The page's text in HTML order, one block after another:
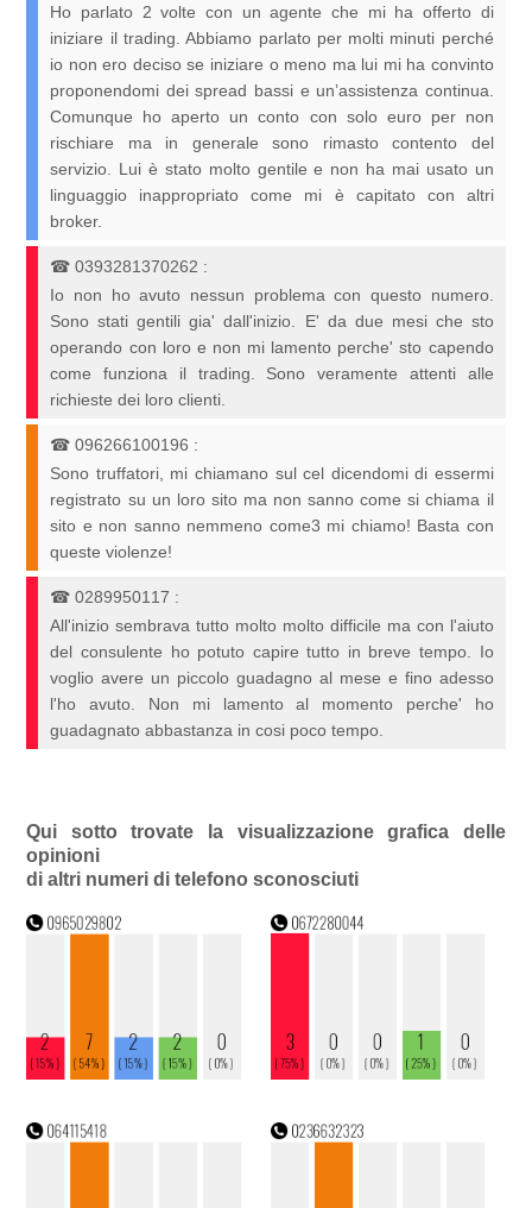
Ho parlato 2 volte con un agente che mi ha offerto di
iniziare il trading. Abbiamo parlato per molti minuti perché
io non ero deciso se iniziare o meno ma lui mi ha convinto
proponendomi dei spread bassi e un’assistenza continua.
Comunque ho aperto un conto con solo euro per non
rischiare ma in generale sono rimasto contento del
servizio. Lui è stato molto gentile e non ha mai usato un
linguaggio inappropriato come mi è capitato con altri
broker.
☎0393281370262 :
Io non ho avuto nessun problema con questo numero.
Sono stati gentili gia' dall'inizio. E' da due mesi che sto
operando con loro e non mi lamento perche' sto capendo
come funziona il trading. Sono veramente attenti alle
richieste dei loro clienti.
☎096266100196 :
Sono truffatori, mi chiamano sul cel dicendomi di essermi
registrato su un loro sito ma non sanno come si chiama il
sito e non sanno nemmeno come3 mi chiamo! Basta con
queste violenze!
☎0289950117 :
All'inizio sembrava tutto molto molto difficile ma con l'aiuto
del consulente ho potuto capire tutto in breve tempo. Io
voglio avere un piccolo guadagno al mese e fino adesso
l'ho avuto. Non mi lamento al momento perche' ho
guadagnato abbastanza in cosi poco tempo.
Qui sotto trovate la visualizzazione grafica delle
opinioni
di altri numeri di telefono sconosciuti